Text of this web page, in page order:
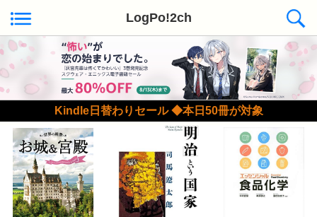
LogPo!2ch
Kindle日替わりセール ◆本日50冊が対象